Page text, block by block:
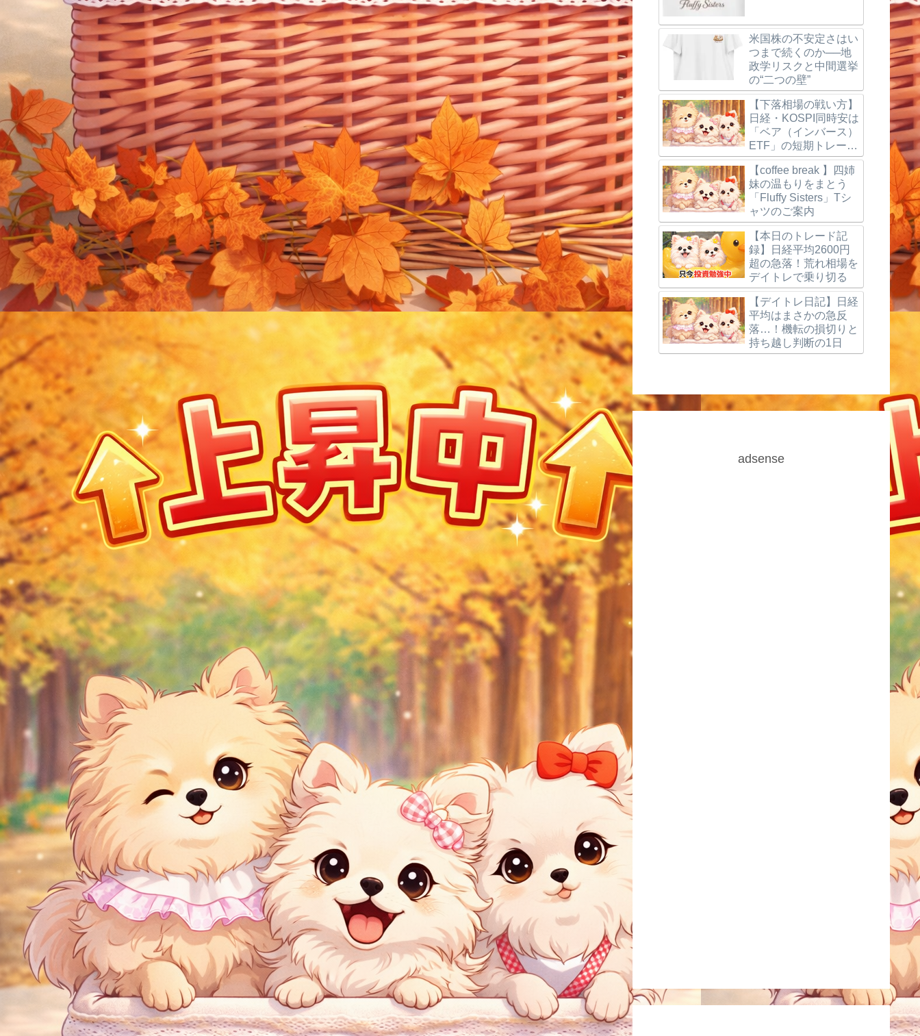
米国株の不安定さはい
つまで続くのか──地
政学リスクと中間選挙
の“二つの壁”
【下落相場の戦い方】
日経・KOSPI同時安は
「ベア（インバース）
ETF」の短期トレード
で狙う
【coffee break 】四姉
妹の温もりをまとう
「Fluffy Sisters」Tシ
ャツのご案内
【本日のトレード記
録】日経平均2600円
超の急落！荒れ相場を
デイトレで乗り切る
【デイトレ日記】日経
平均はまさかの急反
落…！機転の損切りと
持ち越し判断の1日
adsense